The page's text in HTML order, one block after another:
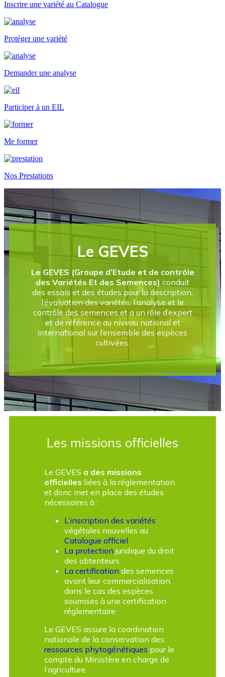
Inscrire une variété au Catalogue
Protéger une variété
Demander une analyse
Participer à un EIL
Me former
Nos Prestations
Le GEVES
Le GEVES (Groupe d’Etude et de contrôle
des Variétés Et des Semences) conduit
des essais et des études pour la description,
l’évaluation des variétés, l’analyse et le
contrôle des semences et a un rôle d’expert
et de référence au niveau national et
international sur l’ensemble des espèces
cultivées.
Les missions officielles
Le GEVES a des missions
officielles liées à la réglementation
et donc met en place des études
nécessaires à :
L’inscription des variétés
végétales nouvelles au
Catalogue officiel
La protection juridique du droit
des obtenteurs
La certification des semences
avant leur commercialisation,
dans le cas des espèces
soumises à une certification
réglementaire
Le GEVES assure la coordination
nationale de la conservation des
ressources phytogénétiques pour le
compte du Ministère en charge de
l’agriculture.